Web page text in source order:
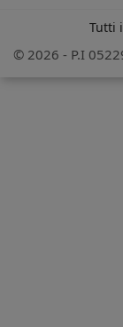
Tutti
© 2026 - P.I